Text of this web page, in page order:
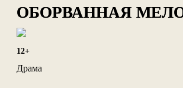
ОБОРВАННАЯ
12+
Драма